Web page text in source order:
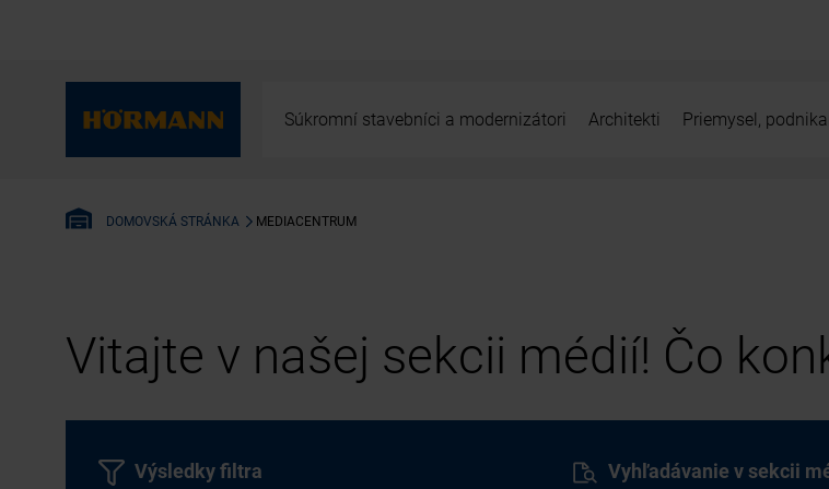
Súkromní stavebníci a modernizátori Architekti Priemysel,
DOMOVSKÁ STRÁNKA MEDIACENTRUM
Vitajte v našej sekcii médií! Čo
Vyhľadávanie v sekcii
Výsledky filtra